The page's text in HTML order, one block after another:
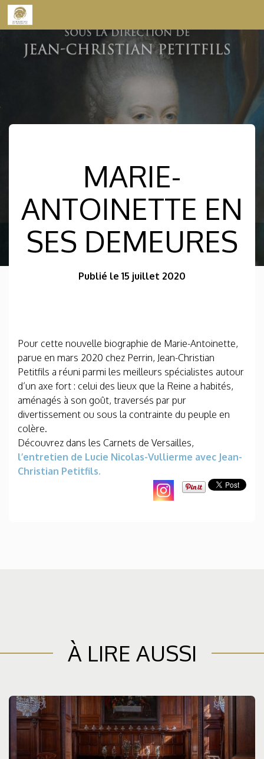
Skip to content
MARIE-
ANTOINETTE EN
SES DEMEURES
Publié le 15 juillet 2020
Pour cette nouvelle biographie de Marie-Antoinette,
parue en mars 2020 chez Perrin, Jean-Christian
Petitfils a réuni parmi les meilleurs spécialistes autour
d’un axe fort : celui des lieux que la Reine a habités,
aménagés à son goût, traversés par pur
divertissement ou sous la contrainte du peuple en
colère.
Découvrez dans les Carnets de Versailles,
l’entretien de Lucie Nicolas-Vullierme avec Jean-
Christian Petitfils.
À LIRE AUSSI